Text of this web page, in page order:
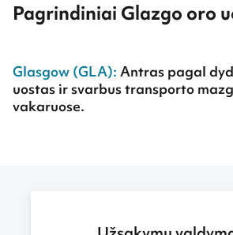
Pagrindiniai Glazgo oro
Glasgow (GLA): Antras pagal
uostas ir svarbus transporto
vakaruose.